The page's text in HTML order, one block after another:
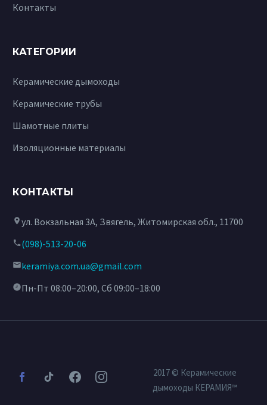
Контакты
КАТЕГОРИИ
Керамические дымоходы
Керамические трубы
Шамотные плиты
Изоляционные материалы
КОНТАКТЫ
ул. Вокзальная 3А, Звягель, Житомирская обл., 11700
(098)-513-20-06
keramiya.com.ua@gmail.com
Пн-Пт 08:00–20:00, Сб 09:00–18:00
2017 © Керамические
дымоходы КЕРАМИЯ™